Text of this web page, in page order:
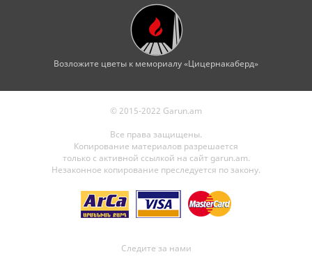
Возложите цветы к мемориалу «Цицернакаберд»
© 2015-2022 Garun.am
Все права защищены.
Копирование материалов разрешается
только с активной ссылкой на сайт garun.am.
Незаконное копирование преследуется по закону.
Следите за нами